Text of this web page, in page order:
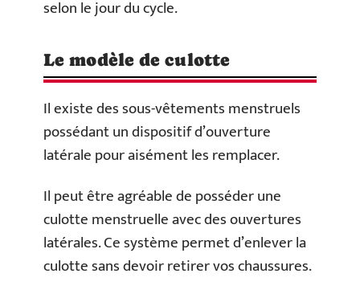
selon le jour du cycle.
Le modèle de culotte
Il existe des sous-vêtements menstruels
possédant un dispositif d’ouverture
latérale pour aisément les remplacer.
Il peut être agréable de posséder une
culotte menstruelle avec des ouvertures
latérales. Ce système permet d’enlever la
culotte sans devoir retirer vos chaussures.